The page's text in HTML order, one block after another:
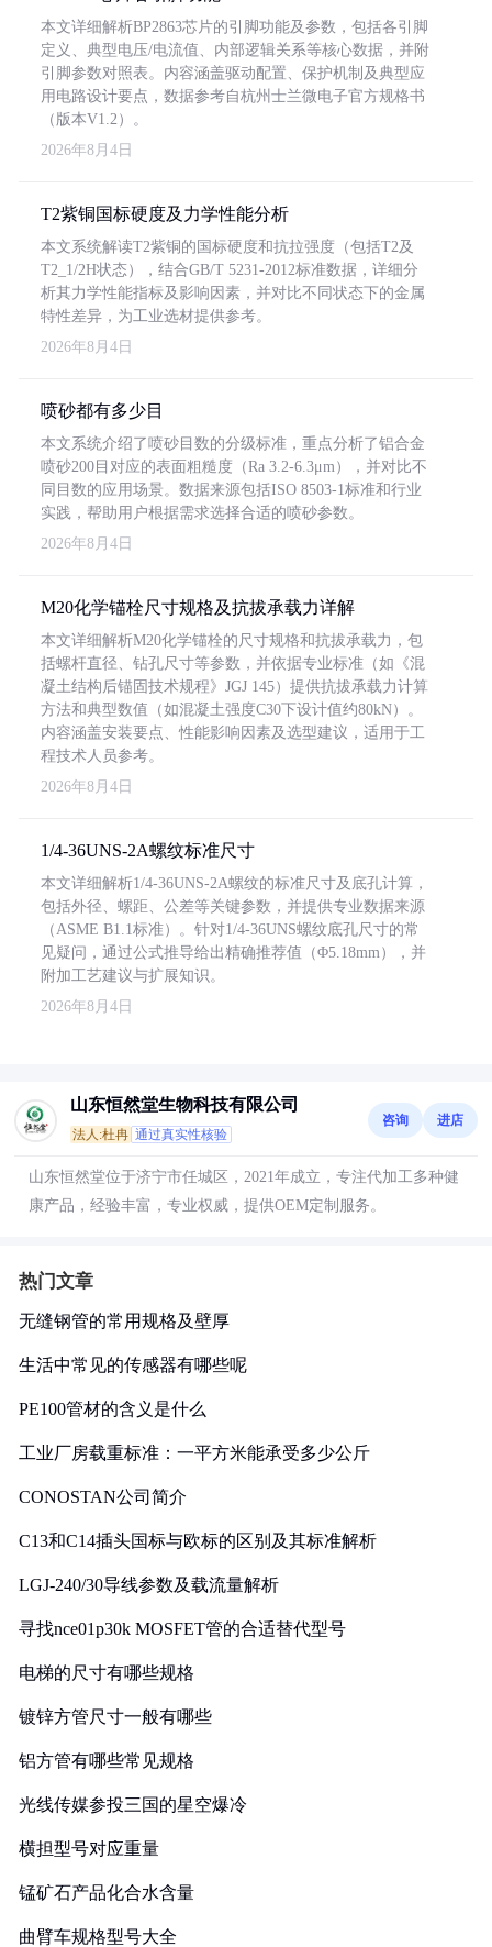
本文详细解析BP2863芯片的引脚功能及参数，包括各引脚
定义、典型电压/电流值、内部逻辑关系等核心数据，并附
引脚参数对照表。内容涵盖驱动配置、保护机制及典型应
用电路设计要点，数据参考自杭州士兰微电子官方规格书
（版本V1.2）。
2026年8月4日
T2紫铜国标硬度及力学性能分析
本文系统解读T2紫铜的国标硬度和抗拉强度（包括T2及
T2_1/2H状态），结合GB/T 5231-2012标准数据，详细分
析其力学性能指标及影响因素，并对比不同状态下的金属
特性差异，为工业选材提供参考。
2026年8月4日
喷砂都有多少目
本文系统介绍了喷砂目数的分级标准，重点分析了铝合金
喷砂200目对应的表面粗糙度（Ra 3.2-6.3μm），并对比不
同目数的应用场景。数据来源包括ISO 8503-1标准和行业
实践，帮助用户根据需求选择合适的喷砂参数。
2026年8月4日
M20化学锚栓尺寸规格及抗拔承载力详解
本文详细解析M20化学锚栓的尺寸规格和抗拔承载力，包
括螺杆直径、钻孔尺寸等参数，并依据专业标准（如《混
凝土结构后锚固技术规程》JGJ 145）提供抗拔承载力计算
方法和典型数值（如混凝土强度C30下设计值约80kN）。
内容涵盖安装要点、性能影响因素及选型建议，适用于工
程技术人员参考。
2026年8月4日
1/4-36UNS-2A螺纹标准尺寸
本文详细解析1/4-36UNS-2A螺纹的标准尺寸及底孔计算，
包括外径、螺距、公差等关键参数，并提供专业数据来源
（ASME B1.1标准）。针对1/4-36UNS螺纹底孔尺寸的常
见疑问，通过公式推导给出精确推荐值（Φ5.18mm），并
附加工艺建议与扩展知识。
2026年8月4日
山东恒然堂生物科技有限公司
法人:杜冉 通过真实性核验
咨询 进店
山东恒然堂位于济宁市任城区，2021年成立，专注代加工多种健
康产品，经验丰富，专业权威，提供OEM定制服务。
热门文章
无缝钢管的常用规格及壁厚
生活中常见的传感器有哪些呢
PE100管材的含义是什么
工业厂房载重标准：一平方米能承受多少公斤
CONOSTAN公司简介
C13和C14插头国标与欧标的区别及其标准解析
LGJ-240/30导线参数及载流量解析
寻找nce01p30k MOSFET管的合适替代型号
电梯的尺寸有哪些规格
镀锌方管尺寸一般有哪些
铝方管有哪些常见规格
光线传媒参投三国的星空爆冷
横担型号对应重量
锰矿石产品化合水含量
曲臂车规格型号大全